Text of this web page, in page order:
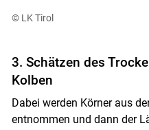
© LK Tirol
3. Schätzen des
Kolben
Dabei werden Körner aus
entnommen und dann der